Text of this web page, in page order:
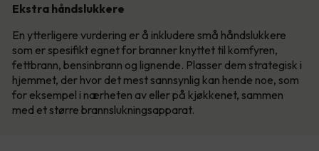
Ekstra håndslukkere
En ytterligere vurdering er å inkludere små håndslukkere
som er spesifikt egnet for branner knyttet til komfyren,
fettbrann, bensinbrann og lignende. Plasser dem strategisk i
hjemmet, der hvor det mest sannsynlig kan hende noe, som
for eksempel i nærheten av eller på kjøkkenet, sammen
med et større brannslukningsapparat.